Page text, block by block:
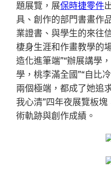
題展覽，展保時捷零件
具、創作的部門書畫作
業證書、與學生的來往
棲身生涯和作畫教學的
造化進筆端”“辦展講學
學，桃李滿全國”“自比
兩個極端，都成了她追
我心清”四年夜展覽板
術軌跡與創作成績。